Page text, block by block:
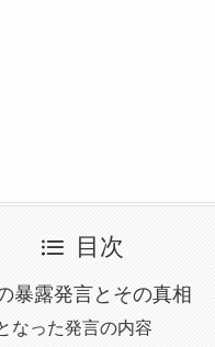
目次
暴露発言とその真相
なった発言の内容